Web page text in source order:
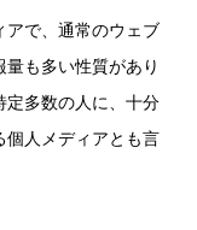
アで、通常のウェブ
も多い性質があり
定多数の人に、十分
個人メディアとも言